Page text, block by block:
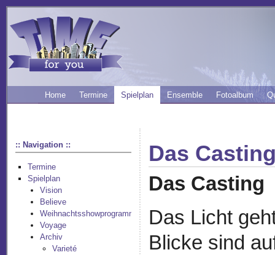
Home Termine Spielplan Ensemble Fotoalbum
:: Navigation ::
Termine
Spielplan
Vision
Believe
Weihnachtsshowprogramm
Voyage
Archiv
Varieté
Das
Das Casting
Das Licht
Blicke sind